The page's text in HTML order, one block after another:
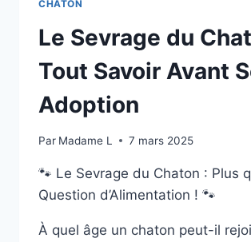
CHATON
Le Sevrage du
Tout Savoir Avant
Adoption
Par Madame L 7 mars 2025
🐾 Le Sevrage du Chaton : Plus
Question d’Alimentation ! 🐾
À quel âge un chaton peut-il